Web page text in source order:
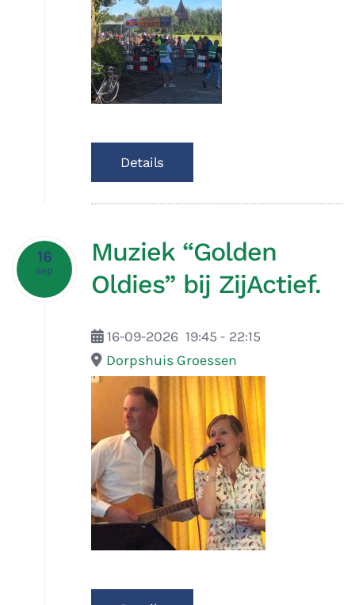
Details
16
sep
Muziek “Golden
Oldies” bij ZijActief.
16-09-2026 19:45 - 22:15
Dorpshuis Groessen